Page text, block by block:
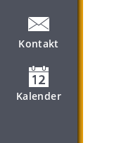
Kontakt
Kalender